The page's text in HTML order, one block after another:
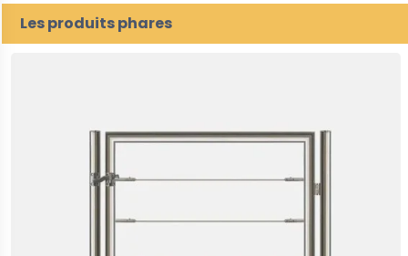
-30%
Les produits phares